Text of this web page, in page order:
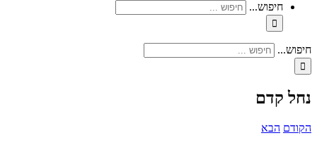
חיפוש...
חיפוש...
נחל קדם
הקודם הבא